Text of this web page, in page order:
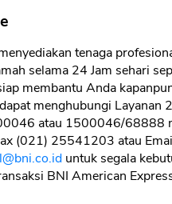
tenaga
selama 24 Jam sehari
membantu Anda
menghubungi Layanan
atau 1500046/68888
(021) 25541203 atau
untuk segala
BNI American